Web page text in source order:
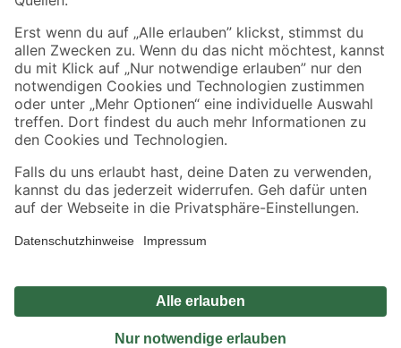
Sicher einkaufen
Jetzt die toom-App herunterladen
Alle Preisangaben in EUR inkl. gesetzl. MwSt.. Die dargestellten Angebote sind unter
Umständen nicht in allen Märkten verfügbar. Die angegebenen Verfügbarkeiten beziehen
Produkte nur solange der Vorrat reicht.
*Paketversand ab 59 € versandkostenfrei, gilt nicht für Artikel mit Speditionsversand, hier
Privatsphäre Impressum
Nutzungsbedingungen
Widerrufsrecht
Vertrag widerrufen